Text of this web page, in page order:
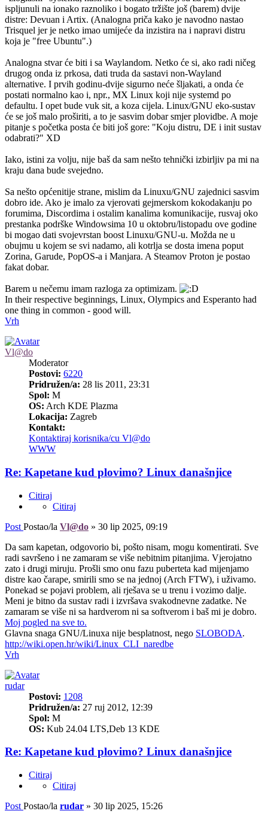
ispljunuli na ionako raznoliko i bogato tržište još (barem) dvije
distre: Devuan i Artix. (Analogna priča kako je navodno nastao
Trisquel jer je netko imao umijeće da inzistira na i napravi distru
koja je "free Ubuntu".)
Analogna stvar će biti i sa Waylandom. Netko će si, ako radi ničeg
drugog onda iz prkosa, dati truda da sastavi non-Wayland
alternative. I prvih godinu-dvije sigurno neće šljakati, a onda će
postati normalno kao i, npr., MX Linux koji nije systemd po
defaultu. I opet bude vuk sit, a koza cijela. Linux/GNU eko-sustav
će se još malo proširiti, a to je sasvim dobar smjer plovidbe. A moje
pitanje s početka posta će biti još gore: "Koju distru, DE i init sustav
odabrati?" XD
Iako, istini za volju, nije baš da sam nešto tehnički izbirljiv pa mi na
kraju dana bude svejedno.
Sa nešto općenitije strane, mislim da Linuxu/GNU zajednici sasvim
dobro ide. Ako je imalo za vjerovati gejmerskom kokodakanju po
forumima, Discordima i ostalim kanalima komunikacije, rusvaj oko
prestanka podrške Windowsima 10 u oktobru/listopadu ove godine
bi mogao dati svojevrstan boost Linuxu/GNU-u. Možda ne u
obujmu u kojem se svi nadamo, ali kotrlja se dosta imena poput
Zorina, Garude, PopOS-a i Manjara. A Steamov Proton je postao
fakat dobar.
Barem u nečemu imam razloga za optimizam.
In their respective beginnings, Linux, Olympics and Esperanto had
one thing in common - good will.
Vrh
Vl@do
Moderator
Postovi: 6220
Pridružen/a: 28 lis 2011, 23:31
Spol: M
OS: Arch KDE Plazma
Lokacija: Zagreb
Kontakt:
Kontaktiraj korisnika/cu Vl@do
WWW
Re: Kapetane kud plovimo? Linux današnjice
Citiraj
Citiraj
Post Postao/la Vl@do » 30 lip 2025, 09:19
Da sam kapetan, odgovorio bi, pošto nisam, mogu komentirati. Sve
radi savršeno i ne zamaram se više nebitnim pitanjima. Vjerojatno
zato i drugi miruju. Prošli smo onu fazu puberteta kad mijenjamo
distre kao čarape, smirili smo se na jednoj (Arch FTW), i uživamo.
Ponekad se pojavi problem, ali rješava se u trenu i vozimo dalje.
Meni je bitno da sustav radi i izvršava svakodnevne zadatke. Ne
zamaram se više ni sa hardverom ni sa softverom i baš mi je dobro.
Moj pogled na sve to.
Glavna snaga GNU/Linuxa nije besplatnost, nego SLOBODA.
http://wiki.open.hr/wiki/Linux_CLI_naredbe
Vrh
rudar
Postovi: 1208
Pridružen/a: 27 ruj 2012, 12:39
Spol: M
OS: Kub 24.04 LTS,Deb 13 KDE
Re: Kapetane kud plovimo? Linux današnjice
Citiraj
Citiraj
Post Postao/la rudar » 30 lip 2025, 15:26